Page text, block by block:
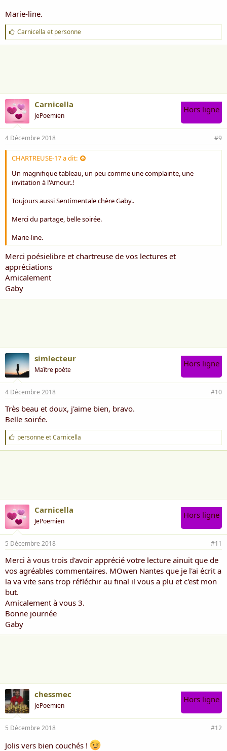
Marie-line.
J
'
a
Carnicella et personne
Carnicella
JePoemien
Hors ligne
4 Décembre 2018 #9
CHARTREUSE-17 a dit:
Un magnifique tableau, un peu comme une complainte, une
invitation à l'Amour..!
Toujours aussi Sentimentale chère Gaby..
Merci du partage, belle soirée.
Marie-line.
Merci poésielibre et chartreuse de vos lectures et
appréciations
Amicalement
Gaby
simlecteur
Maître poète
Hors ligne
4 Décembre 2018 #10
Très beau et doux, j'aime bien, bravo.
Belle soirée.
J
'
a
personneetCarnicella
Carnicella
JePoemien
Hors ligne
5 Décembre 2018 #11
Merci à vous trois d'avoir apprécié votre lecture ainuit que de
vos agréables commentaires. MOwen Nantes que je l'ai écrit a
la va vite sans trop réfléchir au final il vous a plu et c'est mon
but.
Amicalement à vous 3.
Bonne journée
Gaby
chessmec
JePoemien
Hors ligne
5 Décembre 2018 #12
Jolis vers bien couchés !